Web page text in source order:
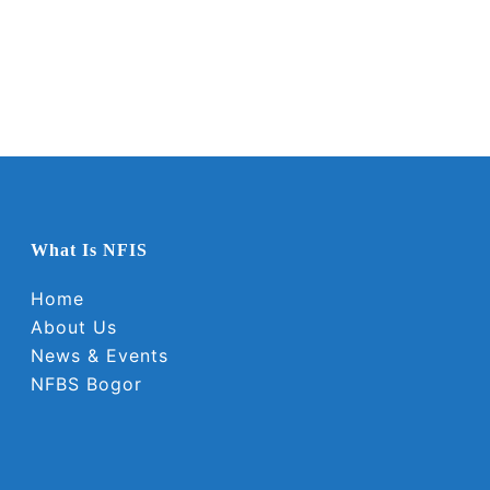
What Is NFIS
Home
About Us
News & Events
NFBS Bogor